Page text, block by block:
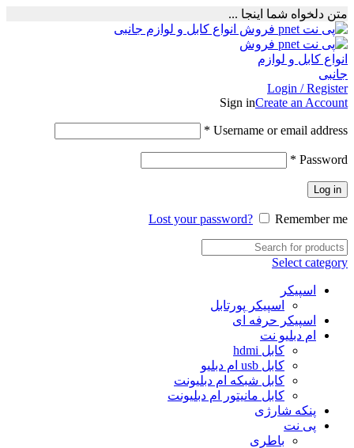
متن دلخواه شما اینجا ...
Login / Register
Sign inCreate an Account
Username or email address
*
Password
*
Log in
Lost your password? Remember me
Select category
اسپیکر
اسپیکر پورتابل
اسپیکر حرفه ای
ام دبلیو نت
کابل hdmi
کابل usb ام دبلیو
کابل شبکه ام دبلیونت
کابل مانیتور ام دبلیونت
پنکه شارژی
پی نت
باطری